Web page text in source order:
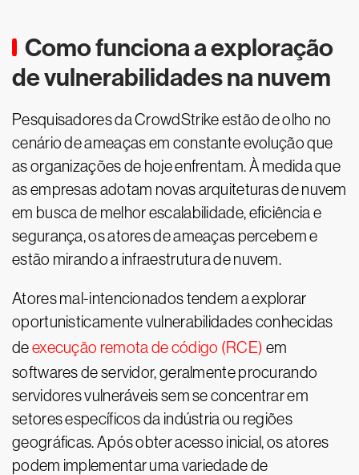
Como funciona a exploração
de vulnerabilidades na nuvem
Pesquisadores da CrowdStrike estão de olho no
cenário de ameaças em constante evolução que
as organizações de hoje enfrentam. À medida que
as empresas adotam novas arquiteturas de nuvem
em busca de melhor escalabilidade, eficiência e
segurança, os atores de ameaças percebem e
estão mirando a infraestrutura de nuvem.
Atores mal-intencionados tendem a explorar
oportunisticamente vulnerabilidades conhecidas
deexecução remota de código (RCE) em
softwares de servidor, geralmente procurando
servidores vulneráveis sem se concentrar em
setores específicos da indústria ou regiões
geográficas. Após obter acesso inicial, os atores
podem implementar uma variedade de